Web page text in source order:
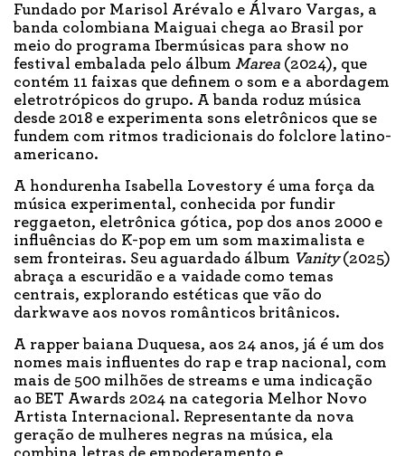
Fundado por Marisol Arévalo e Álvaro Vargas, a
banda colombiana Maiguai chega ao Brasil por
meio do programa Ibermúsicas para show no
festival embalada pelo álbum Marea (2024), que
contém 11 faixas que definem o som e a abordagem
eletrotrópicos do grupo. A banda roduz música
desde 2018 e experimenta sons eletrônicos que se
fundem com ritmos tradicionais do folclore latino-
americano.
A hondurenha Isabella Lovestory é uma força da
música experimental, conhecida por fundir
reggaeton, eletrônica gótica, pop dos anos 2000 e
influências do K-pop em um som maximalista e
sem fronteiras. Seu aguardado álbum Vanity(2025)
abraça a escuridão e a vaidade como temas
centrais, explorando estéticas que vão do
darkwave aos novos românticos britânicos.
A rapper baiana Duquesa, aos 24 anos, já é um dos
nomes mais influentes do rap e trap nacional, com
mais de 500 milhões de streams e uma indicação
ao BET Awards 2024 na categoria Melhor Novo
Artista Internacional. Representante da nova
geração de mulheres negras na música, ela